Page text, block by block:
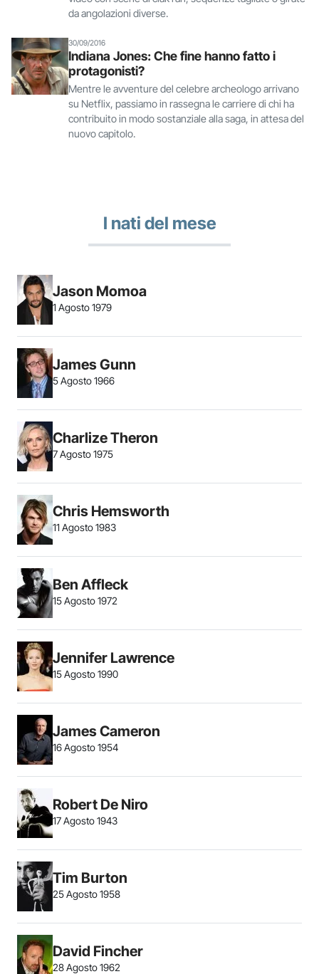
da angolazioni diverse.
30/09/2016
Indiana Jones: Che fine hanno fatto i
protagonisti?
Mentre le avventure del celebre archeologo arrivano
su Netflix, passiamo in rassegna le carriere di chi ha
contribuito in modo sostanziale alla saga, in attesa del
nuovo capitolo.
I nati del mese
Jason Momoa
1 Agosto 1979
James Gunn
5 Agosto 1966
Charlize Theron
7 Agosto 1975
Chris Hemsworth
11 Agosto 1983
Ben Affleck
15 Agosto 1972
Jennifer Lawrence
15 Agosto 1990
James Cameron
16 Agosto 1954
Robert De Niro
17 Agosto 1943
Tim Burton
25 Agosto 1958
David Fincher
28 Agosto 1962